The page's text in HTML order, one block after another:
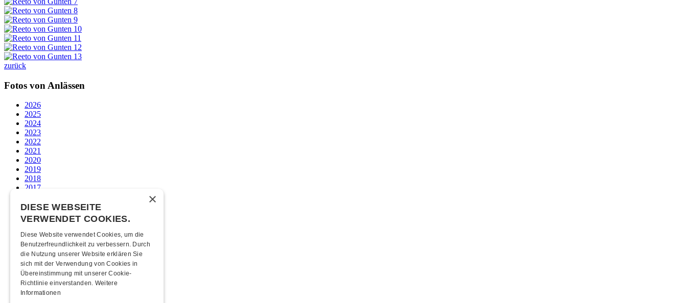
zurück
Fotos von Anlässen
2026
2025
2024
2023
2022
2021
2020
2019
2018
2017
2015
2014
2013
2012
2011
2010
2009
2008
2007
2006
2005
×
DIESE WEBSEITE
VERWENDET COOKIES.
Diese Website verwendet Cookies, um die
Benutzerfreundlichkeit zu verbessern. Durch
die Nutzung unserer Website erklären Sie
sich mit der Verwendung von Cookies in
Übereinstimmung mit unserer Cookie-
Richtlinie einverstanden. Weitere
Informationen